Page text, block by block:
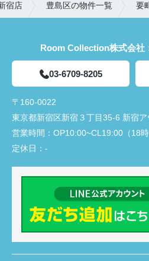
宿店 豊島区の物件一覧 要
Room Collection株式会
03-6709-8205
〒160-0022
東京都新宿区新宿３丁目35-6 新宿
営業時間： OP10:00~CL19:00（18
定休日： -